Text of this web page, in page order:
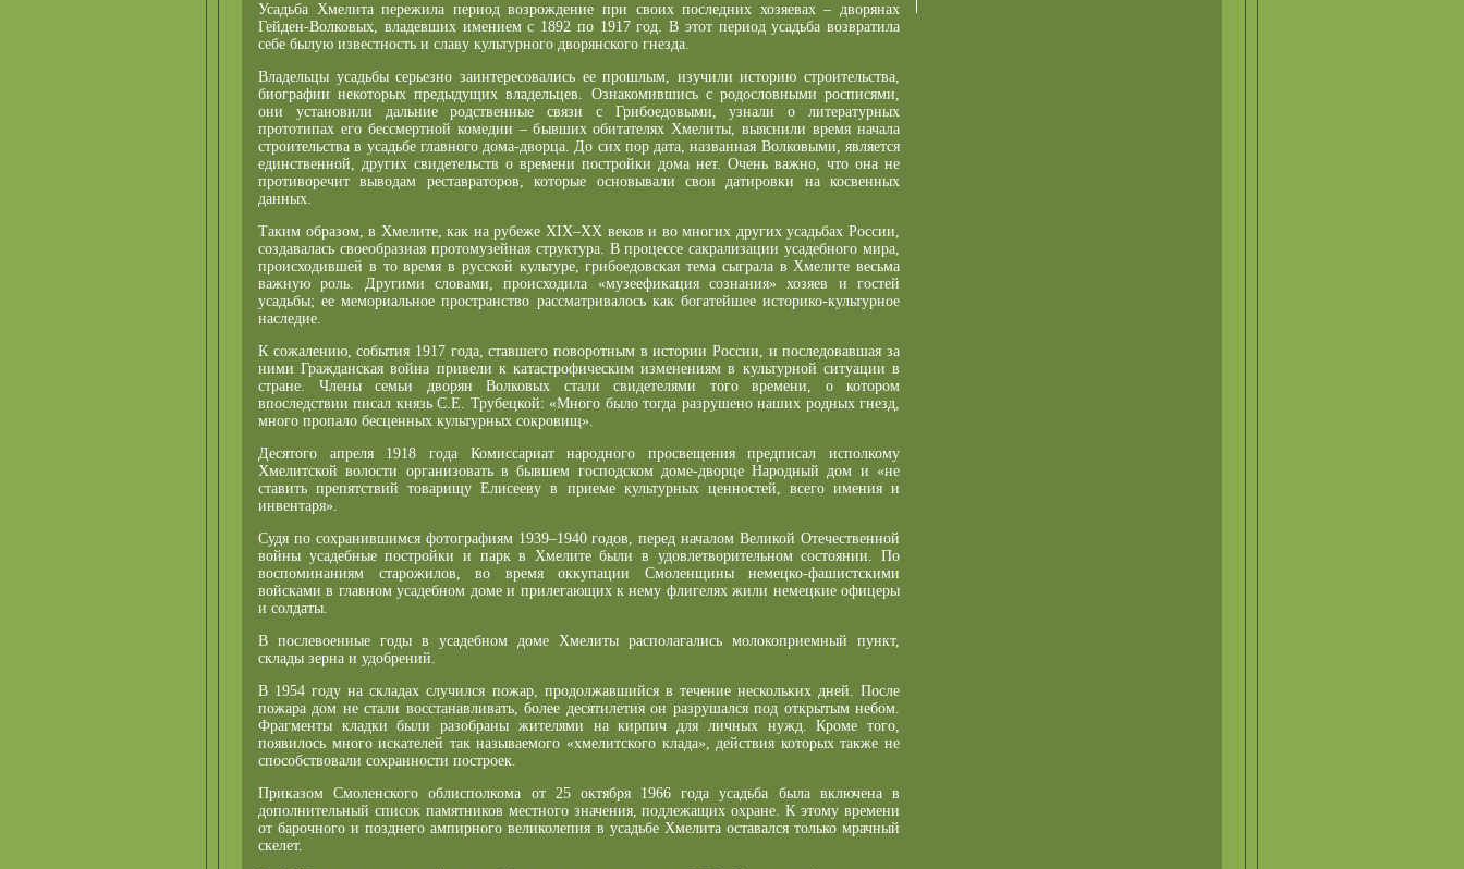
Усадьба Хмелита пережила период возрождение при своих последних хозяевах – дворянах
Гейден-Волковых, владевших имением с 1892 по 1917 год. В этот период усадьба возвратила
себе былую известность и славу культурного дворянского гнезда.
Владельцы усадьбы серьезно заинтересовались ее прошлым, изучили историю строительства,
биографии некоторых предыдущих владельцев. Ознакомившись с родословными росписями,
они установили дальние родственные связи с Грибоедовыми, узнали о литературных
прототипах его бессмертной комедии – бывших обитателях Хмелиты, выяснили время начала
строительства в усадьбе главного дома-дворца. До сих пор дата, названная Волковыми, является
единственной, других свидетельств о времени постройки дома нет. Очень важно, что она не
противоречит выводам реставраторов, которые основывали свои датировки на косвенных
данных.
Таким образом, в Хмелите, как на рубеже XIX–XX веков и во многих других усадьбах России,
создавалась своеобразная протомузейная структура. В процессе сакрализации усадебного мира,
происходившей в то время в русской культуре, грибоедовская тема сыграла в Хмелите весьма
важную роль. Другими словами, происходила «музеефикация сознания» хозяев и гостей
усадьбы; ее мемориальное пространство рассматривалось как богатейшее историко-культурное
наследие.
К сожалению, события 1917 года, ставшего поворотным в истории России, и последовавшая за
ними Гражданская война привели к катастрофическим изменениям в культурной ситуации в
стране. Члены семьи дворян Волковых стали свидетелями того времени, о котором
впоследствии писал князь С.Е. Трубецкой: «Много было тогда разрушено наших родных гнезд,
много пропало бесценных культурных сокровищ».
Десятого апреля 1918 года Комиссариат народного просвещения предписал исполкому
Хмелитской волости организовать в бывшем господском доме-дворце Народный дом и «не
ставить препятствий товарищу Елисееву в приеме культурных ценностей, всего имения и
инвентаря».
Судя по сохранившимся фотографиям 1939–1940 годов, перед началом Великой Отечественной
войны усадебные постройки и парк в Хмелите были в удовлетворительном состоянии. По
воспоминаниям старожилов, во время оккупации Смоленщины немецко-фашистскими
войсками в главном усадебном доме и прилегающих к нему флигелях жили немецкие офицеры
и солдаты.
В послевоенные годы в усадебном доме Хмелиты располагались молокоприемный пункт,
склады зерна и удобрений.
В 1954 году на складах случился пожар, продолжавшийся в течение нескольких дней. После
пожара дом не стали восстанавливать, более десятилетия он разрушался под открытым небом.
Фрагменты кладки были разобраны жителями на кирпич для личных нужд. Кроме того,
появилось много искателей так называемого «хмелитского клада», действия которых также не
способствовали сохранности построек.
Приказом Смоленского облисполкома от 25 октября 1966 года усадьба была включена в
дополнительный список памятников местного значения, подлежащих охране. К этому времени
от барочного и позднего ампирного великолепия в усадьбе Хмелита оставался только мрачный
скелет.